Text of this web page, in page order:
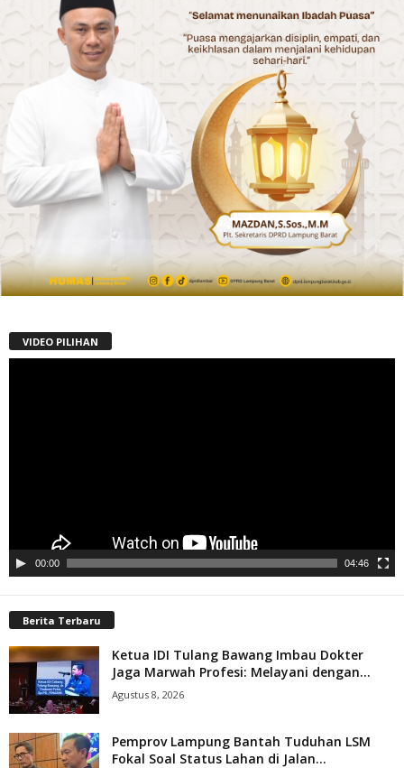
VIDEO PILIHAN
00:00 04:46
Berita Terbaru
Ketua IDI Tulang Bawang Imbau Dokter
Jaga Marwah Profesi: Melayani dengan...
Agustus 8, 2026
Pemprov Lampung Bantah Tuduhan LSM
Fokal Soal Status Lahan di Jalan...